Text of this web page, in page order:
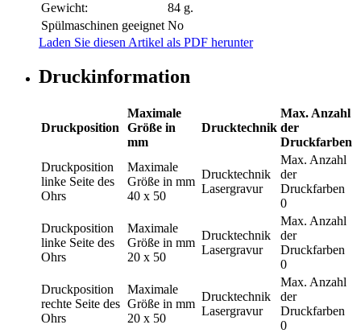
Gewicht:
84 g.
Spülmaschinen geeignet No
Laden Sie diesen Artikel als PDF herunter
Druckinformation
Druckposition
Maximale
Größe in
mm
Drucktechnik
Max. Anzahl
der
Druckfarben
Druckposition
linke Seite des
Ohrs
Maximale
Größe in mm
40 x 50
Drucktechnik
Lasergravur
Max. Anzahl
der
Druckfarben
0
Druckposition
linke Seite des
Ohrs
Maximale
Größe in mm
20 x 50
Drucktechnik
Lasergravur
Max. Anzahl
der
Druckfarben
0
Druckposition
rechte Seite des
Ohrs
Maximale
Größe in mm
20 x 50
Drucktechnik
Lasergravur
Max. Anzahl
der
Druckfarben
0